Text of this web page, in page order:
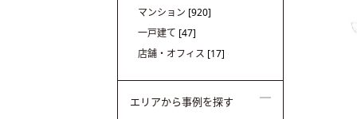
マンション [920]
一戸建て [47]
店舗・オフィス [17]
エリアから事例を探す